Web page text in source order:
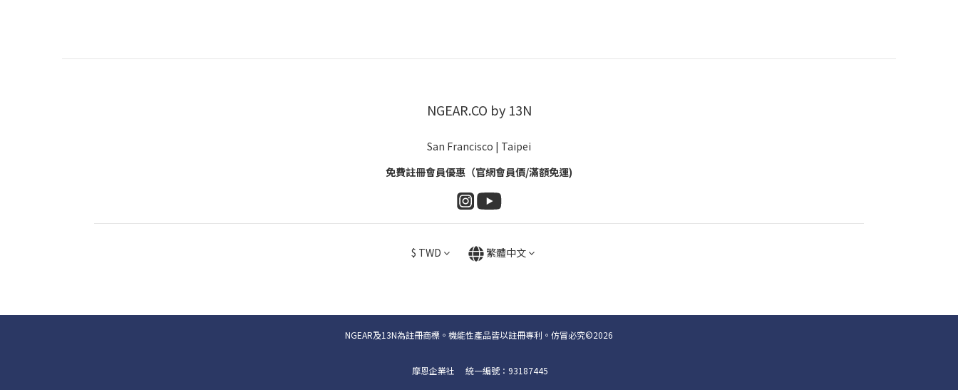
NGEAR.CO by 13N
San Francisco | Taipei
免費註冊會員優惠（官網會員價/滿額免運)
$ TWD 繁體中文
NGEAR及13N為註冊商標。機能性產品皆以註冊專利。仿冒必究©2026
摩恩企業社 統一編號：93187445